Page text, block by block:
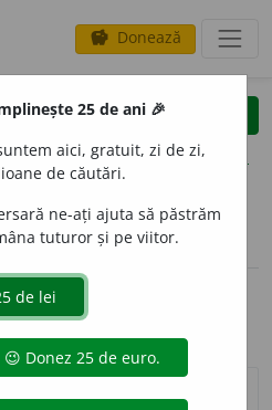
savings Donează
clear
opțiuni
volume_up (10)
25 de ani 🎉
aici, gratuit, zi de zi,
de căutări.
ne-ați ajuta să păstrăm
tuturor și pe viitor.